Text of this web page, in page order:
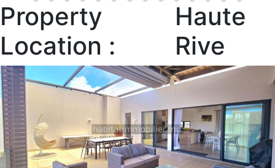
Property
Location :
Haute
Rive